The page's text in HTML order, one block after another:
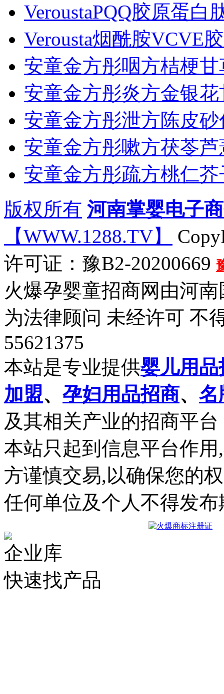
VeroustaPQQ胶原蛋白
Verousta烟酰胺VCVE
安童金方彤咽方桔梗甘
安童金方彤炎方金银
安童金方彤泄方陈皮砂
安童金方彤嗽方茯苓芦
安童金方彤疏方桃仁芥
版权所有 河南掌婴电子
【WWW.1288.TV】
许可证：豫B2-20200669
火爆孕婴童招商网由河
为法律顾问 未经许可 不
55621375
本站是专业提供婴儿用品
加盟、 孕妇用品招商、 名
及其相关产业的招商平台
本站只起到信息平台作
方谨慎交易,以确保您的
任何单位及个人不得发
企业库
快速找产品